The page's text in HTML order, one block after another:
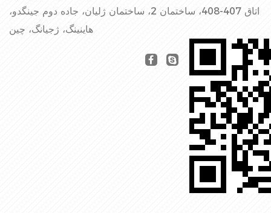
اتاق 407-408، ساختمان 2، ساختمان ژلیان، جاده دوم جینگدو،
هاینینگ، ژجیانگ، چین